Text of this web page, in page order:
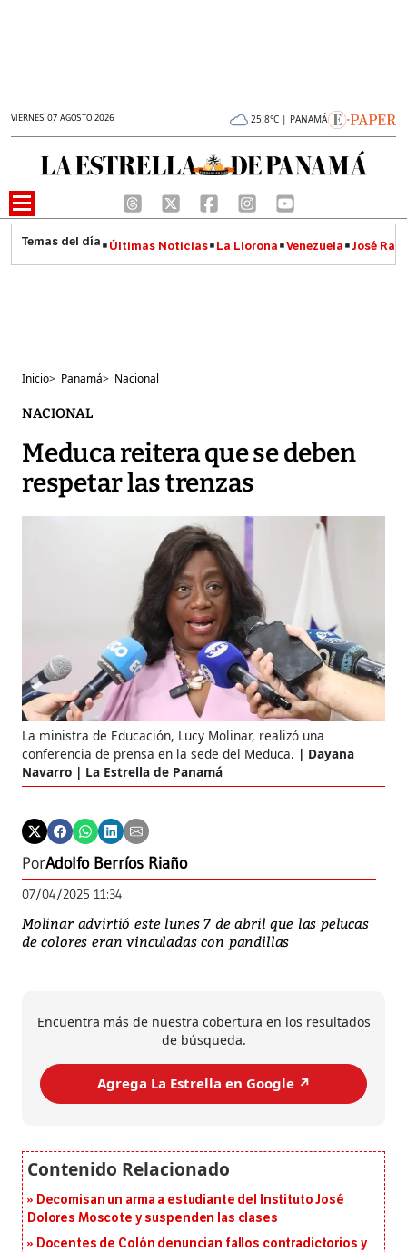
VIERNES 07 AGOSTO 2026 25.8°C | PANAMÁ
Últimas Noticias La Llorona Venezuela José
Inicio> Panamá> Nacional
NACIONAL
Meduca reitera que se deben
respetar las trenzas
La ministra de Educación, Lucy Molinar, realizó una
conferencia de prensa en la sede del Meduca.
Dayana
Navarro | La Estrella de Panamá
PorAdolfo Berríos Riaño
07/04/2025 11:34
Molinar advirtió este lunes 7 de abril que las pelucas
de colores eran vinculadas con pandillas
Encuentra más de nuestra cobertura en los resultados
de búsqueda.
Agrega La Estrella en Google ↗️
Decomisan un arma a estudiante del Instituto José
Dolores Moscote y suspenden las clases
Docentes de Colón denuncian fallos contradictorios y